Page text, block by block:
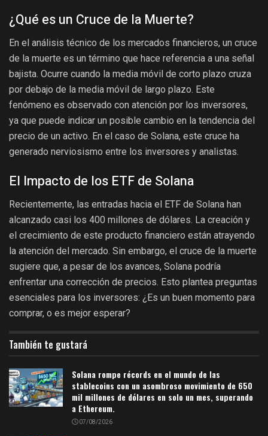
¿Qué es un Cruce de la Muerte?
En el análisis técnico de los mercados financieros, un cruce
de la muerte es un término que hace referencia a una señal
bajista. Ocurre cuando la media móvil de corto plazo cruza
por debajo de la media móvil de largo plazo. Este
fenómeno es observado con atención por los inversores,
ya que puede indicar un posible cambio en la tendencia del
precio de un activo. En el caso de Solana, este cruce ha
generado nerviosismo entre los inversores y analistas.
El Impacto de los ETF de Solana
Recientemente, las entradas hacia el ETF de Solana han
alcanzado casi los 400 millones de dólares. La creación y
el crecimiento de este producto financiero están atrayendo
la atención del mercado. Sin embargo, el cruce de la muerte
sugiere que, a pesar de los avances, Solana podría
enfrentar una corrección de precios. Esto plantea preguntas
esenciales para los inversores: ¿Es un buen momento para
comprar, o es mejor esperar?
También te gustará
Solana rompe récords en el mundo de las
stablecoins con un asombroso movimiento de 650
mil millones de dólares en solo un mes, superando
a Ethereum.
07/08/2026